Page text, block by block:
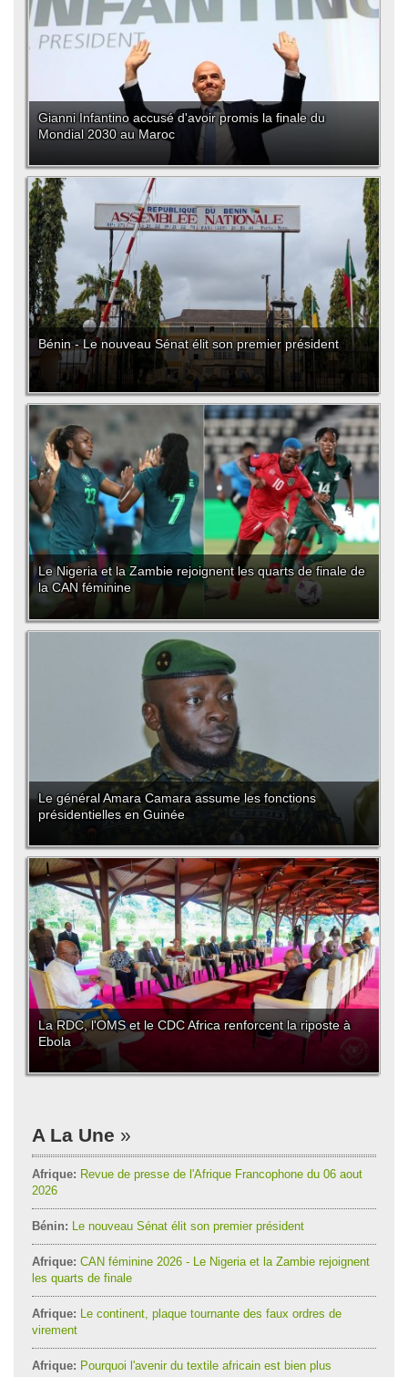
Gianni Infantino accusé d'avoir promis la finale du
Mondial 2030 au Maroc
Bénin - Le nouveau Sénat élit son premier président
Le Nigeria et la Zambie rejoignent les quarts de finale de
la CAN féminine
Le général Amara Camara assume les fonctions
présidentielles en Guinée
La RDC, l'OMS et le CDC Africa renforcent la riposte à
Ebola
A La Une
Afrique: Revue de presse de l'Afrique Francophone du 06 aout
2026
Bénin: Le nouveau Sénat élit son premier président
Afrique: CAN féminine 2026 - Le Nigeria et la Zambie rejoignent
les quarts de finale
Afrique: Le continent, plaque tournante des faux ordres de
virement
Afrique: Pourquoi l'avenir du textile africain est bien plus